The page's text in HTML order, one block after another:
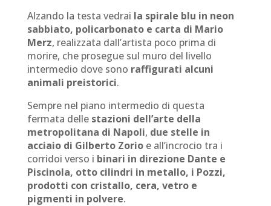
Alzando la testa vedrai la spirale blu in neon
sabbiato, policarbonato e carta di Mario
Merz, realizzata dall’artista poco prima di
morire, che prosegue sul muro del livello
intermedio dove sono raffigurati alcuni
animali preistorici.
Sempre nel piano intermedio di questa
fermata delle stazioni dell’arte della
metropolitana di Napoli, due stelle in
acciaio di Gilberto Zorioe all’incrocio tra i
corridoi verso i binari in direzione Dante e
Piscinola, otto cilindri in metallo, i Pozzi,
prodotti con cristallo, cera, vetro e
pigmenti in polvere.